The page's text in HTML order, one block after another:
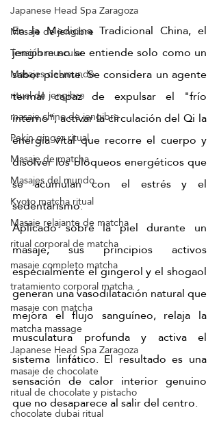
Japanese Head Spa Zaragoza
Masaje de jengibre
Tensión muscular
Masajes del mundo
ritual de jengibre
masaje chino de jengibre
Pekín ginger ritual
Masaje de matcha
Masajes del mundo
Kyoto matcha ritual
Masaje relajante de matcha
ritual corporal de matcha
masaje completo matcha
tratamiento corporal matcha
masaje con matcha
matcha massage
Japanese Head Spa Zaragoza
masaje de chocolate
ritual de chocolate y pistacho
chocolate dubai ritual
En la Medicina Tradicional China, el
jengibre no se entiende solo como un
sabor picante. Se considera un agente
termal capaz de expulsar el "frío
interno", activar la circulación del Qi la
energía vital que recorre el cuerpo y
disolver los bloqueos energéticos que
se acumulan con el estrés y el
sedentarismo.
Aplicado sobre la piel durante un
masaje, sus principios activos
especialmente el gingerol y el shogaol
generan una vasodilatación natural que
mejora el flujo sanguíneo, relaja la
musculatura profunda y activa el
sistema linfático. El resultado es una
sensación de calor interior genuino
que no desaparece al salir del centro.